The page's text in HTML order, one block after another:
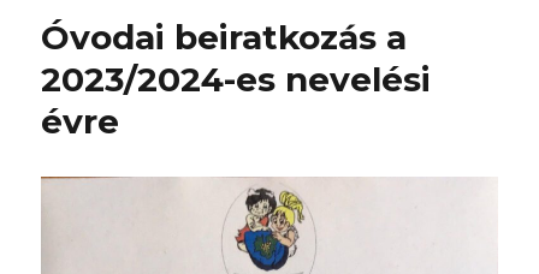
Óvodai beiratkozás a
2023/2024-es nevelési
évre